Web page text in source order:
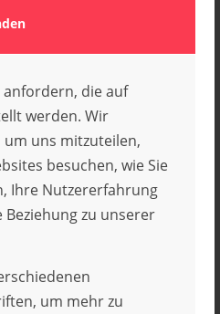
anfordern, die auf
werden. Wir
um uns mitzuteilen,
besuchen, wie Sie
Ihre Nutzererfahrung
zu unserer
um mehr zu
oder gespeicherte
überwachen oder nach
die auf eine
Verpflichtungen
der Nutzung von
allgemeinen Gesetzen
Eine diesbezügliche
ab dem Zeitpunkt der
Rechtsverletzung
von entsprechenden
wir diese Inhalte